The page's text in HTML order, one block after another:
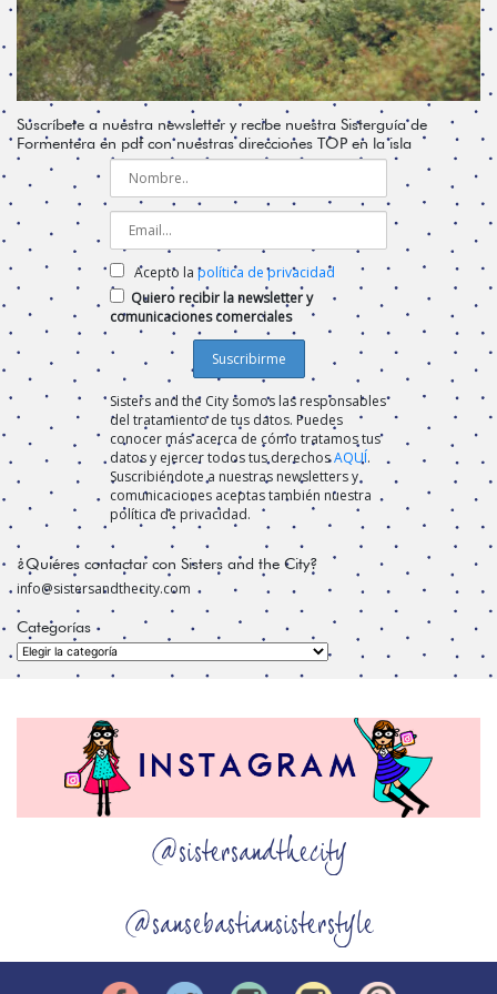
Suscríbete a nuestra newsletter y recibe nuestra Sisterguía de
Formentera en pdf con nuestras direcciones TOP en la isla
Acepto la política de privacidad
Quiero recibir la newsletter y
comunicaciones comerciales
Sisters and the City somos las responsables
del tratamiento de tus datos. Puedes
conocer más acerca de cómo tratamos tus
datos y ejercer todos tus derechosAQUÍ.
Suscribiéndote a nuestras newsletters y
comunicaciones aceptas también nuestra
política de privacidad.
¿Quiéres contactar con Sisters and the City?
info@sistersandthecity.com
Categorías
Categorías
@sistersandthecity
@sansebastiansisterstyle